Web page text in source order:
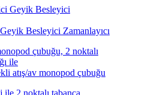
Besleyici Zamanlayıcı
atış/av monopod çubuğu